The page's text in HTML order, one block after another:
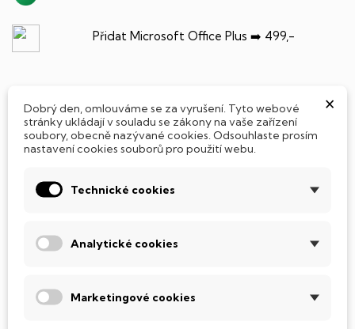
Přidat Microsoft Office Plus ➡️ 499,-
POPIS PARAMETRY PRODUKTU
SSD Disk
Tento notebook je vybaven
diskem, který na rozdíl od starších magnetických HDD
k mechanickému poškození. Díky použití elektronické
×
Dobrý den, omlouváme se za vyrušení. Tyto webové
stránky ukládají v souladu se zákony na vaše zařízení
soubory, obecně nazývané cookies. Odsouhlaste prosím
nastavení cookies souborů pro použití webu.
Technické cookies
Analytické cookies
Marketingové cookies